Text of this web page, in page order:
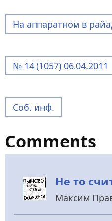
На аппаратном в
№ 14 (1057) 06.04.2011
Соб. инф.
Comments
Не то
Максим